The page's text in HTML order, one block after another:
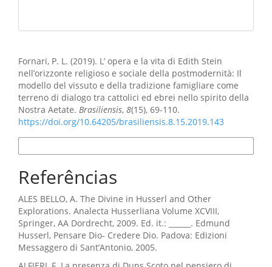
Fornari, P. L. (2019). L’ opera e la vita di Edith Stein
nell’orizzonte religioso e sociale della postmodernità: Il
modello del vissuto e della tradizione famigliare come
terreno di dialogo tra cattolici ed ebrei nello spirito della
Nostra Aetate. Brasiliensis, 8(15), 69-110.
https://doi.org/10.64205/brasiliensis.8.15.2019.143
Referências
ALES BELLO, A. The Divine in Husserl and Other
Explorations. Analecta Husserliana Volume XCVIII,
Springer, AA Dordrecht, 2009. Ed. it.: ______. Edmund
Husserl, Pensare Dio- Credere Dio. Padova: Edizioni
Messaggero di Sant’Antonio, 2005.